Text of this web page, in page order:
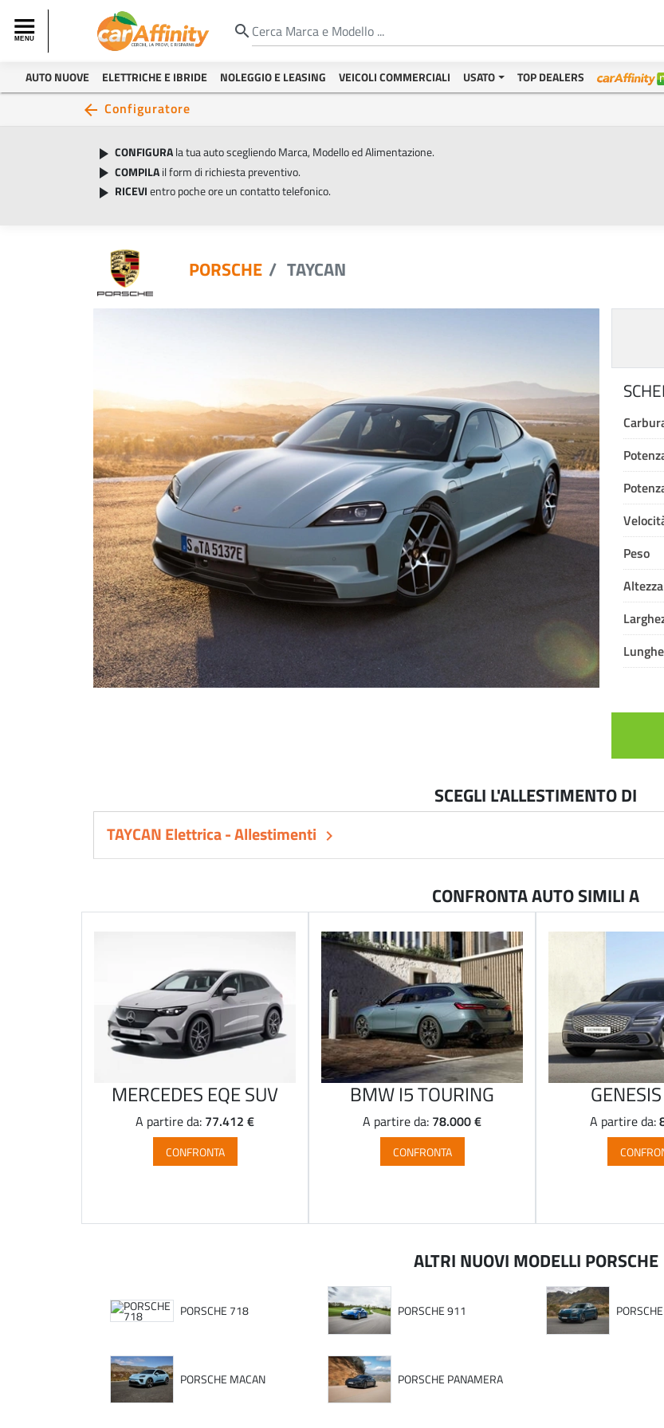
search
AUTO NUOVE ELETTRICHE E IBRIDE NOLEGGIO E LEASING VEICOLI COMMERCIALI USATO TOP DEALERS
arrow_back Configuratore
play_arrow CONFIGURA la tua auto scegliendo Marca, Modello ed Alimentazione.
play_arrow COMPILA il form di richiesta preventivo.
play_arrow RICEVI entro poche ore un contatto telefonico.
PORSCHE TAYCAN
Peso
Altezza
SCEGLI L'ALLESTIMENTO DI
TAYCAN Elettrica - Allestimenti keyboard_arrow_right
CONFRONTA AUTO SIMILI A
MERCEDES EQE SUV
A partire da: 77.412 €
CONFRONTA
BMW I5 TOURING
A partire da: 78.000 €
CONFRONTA
A partire da:
ALTRI NUOVI MODELLI PORSCHE
PORSCHE 718 PORSCHE 911
PORSCHE MACAN PORSCHE PANAMERA